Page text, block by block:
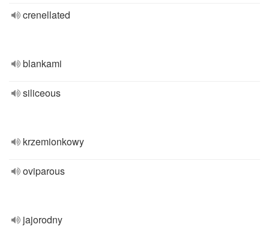
crenellated
blankami
siliceous
krzemionkowy
oviparous
jajorodny